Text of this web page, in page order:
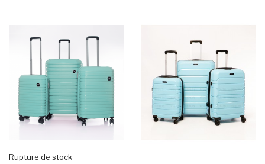
Rupture de stock